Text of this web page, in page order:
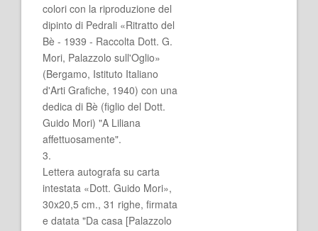
colori con la riproduzione del
dipinto di Pedrali «Ritratto del
Bè - 1939 - Raccolta Dott. G.
Mori, Palazzolo sull'Oglio»
(Bergamo, Istituto Italiano
d'Arti Grafiche, 1940) con una
dedica di Bè (figlio del Dott.
Guido Mori) "A Liliana
affettuosamente".
3.
Lettera autografa su carta
intestata «Dott. Guido Mori»,
30x20,5 cm., 31 righe, firmata
e datata "Da casa [Palazzolo